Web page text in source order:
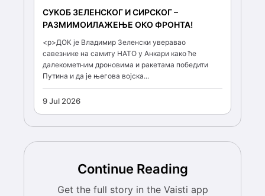
СУКОБ ЗЕЛЕНСКОГ И СИРСКОГ –
РАЗМИМОИЛАЖЕЊЕ ОКО ФРОНТА!
<p>ДОК је Владимир Зеленски уверавао
савезнике на самиту НАТО у Анкари како ће
далекометним дроновима и ракетама победити
Путина и да је његова војска...
9 Jul 2026
Continue Reading
Get the full story in the Vaisti app